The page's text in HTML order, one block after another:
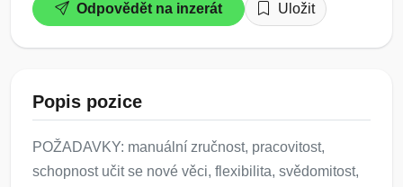
Odpovědět na inzerát Uložit
Popis pozice
POŽADAVKY: manuální zručnost, pracovitost,
schopnost učit se nové věci, flexibilita, svědomitost,